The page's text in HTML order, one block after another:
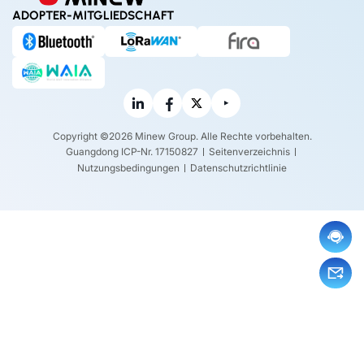
ADOPTER-MITGLIEDSCHAFT
Copyright ©2026 Minew Group. Alle Rechte vorbehalten.
Guangdong ICP-Nr. 17150827
Seitenverzeichnis
Nutzungsbedingungen
Datenschutzrichtlinie